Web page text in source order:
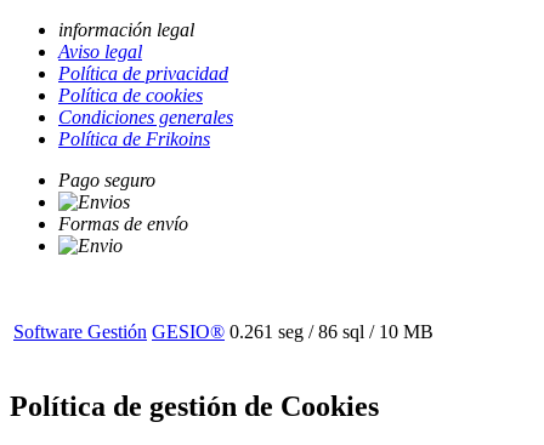
información legal
Aviso legal
Política de privacidad
Política de cookies
Condiciones generales
Política de Frikoins
Pago seguro
Formas de envío
Software Gestión GESIO® 0.261 seg /86 sql / 10 MB
Política de gestión de Cookies